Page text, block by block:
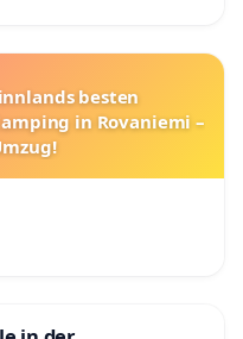
besten
in Rovaniemi –